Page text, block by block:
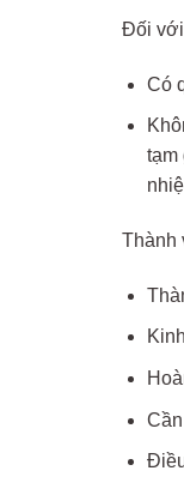
Đối với
Có
tạm
Thành